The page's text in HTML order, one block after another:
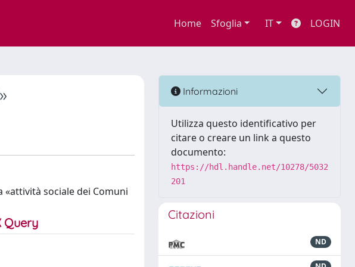
Home Sfoglia IT LOGIN
sociale dei Comuni
Informazioni
Utilizza questo identificativo per
citare o creare un link a questo
documento:
https://hdl.handle.net/10278/5032
201
Citazioni
ND